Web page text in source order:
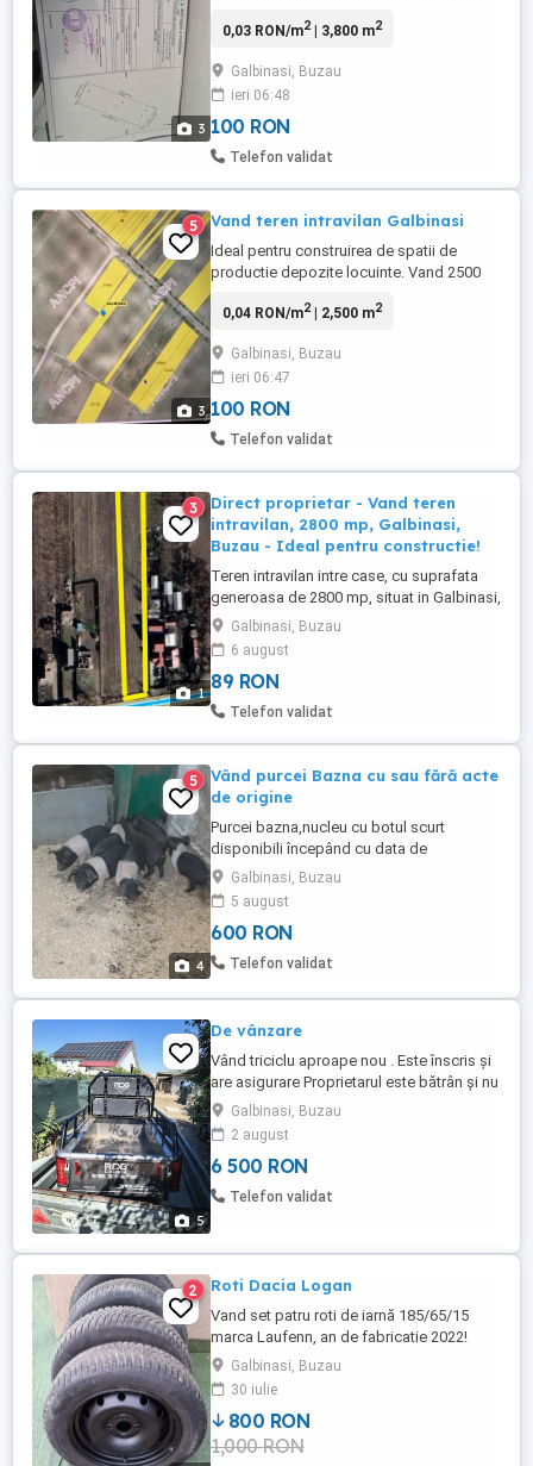
3
7 km de Buzau, pe drumul national DN2B,
36 m si o lungime de 109 m, iesire directa
atat in DN2B cat si in Drumul CAP si carte
funciara. In ...
0,03 RON/m2| 3,800 m2
Galbinasi, Buzau
ieri 06:48
100 RON
Telefon validat
3
5 Vand teren intravilan Galbinasi
Ideal pentru construirea de spatii de
productie depozite locuinte. Vand 2500
6 km de Buzau, pe drumul national DN2B,
16 m si o lungime de 162 m, iesire directa
atat in DN2B cat si intr-un drum comunal
care ofera acces ...
0,04 RON/m2| 2,500 m2
Galbinasi, Buzau
ieri 06:47
100 RON
Telefon validat
1
3
Direct proprietar - Vand teren
intravilan, 2800 mp, Galbinasi,
Buzau - Ideal pentru constructie!
Teren intravilan intre case, cu suprafata
generoasa de 2800 mp, situat in Galbinasi,
jud. Buzau - zona linistita, dar cu acces
rapid catre oras. Acces dublu: - din DN2B
Buzau-Braila; - si din drum comunal,
perfect pentru flexibilitate in constructie
sau impartirea terenului. Toate utilitatile
Galbinasi, Buzau
6 august
89 RON
Telefon validat
4
5
Vând purcei Bazna cu sau fără acte
de origine
Purcei bazna,nucleu cu botul scurt
disponibili începând cu data de
30.04.2026!
Galbinasi, Buzau
5 august
600 RON
Telefon validat
5
De vânzare
Vând triciclu aproape nou . Este înscris și
are asigurare Proprietarul este bătrân și nu
se descurcă cu el.
Galbinasi, Buzau
2 august
6 500 RON
Telefon validat
2 Roti Dacia Logan
Vand set patru roti de iarnă 185/65/15
marca Laufenn, an de fabricatie 2022!
Galbinasi, Buzau
30 iulie
800 RON
1,000 RON